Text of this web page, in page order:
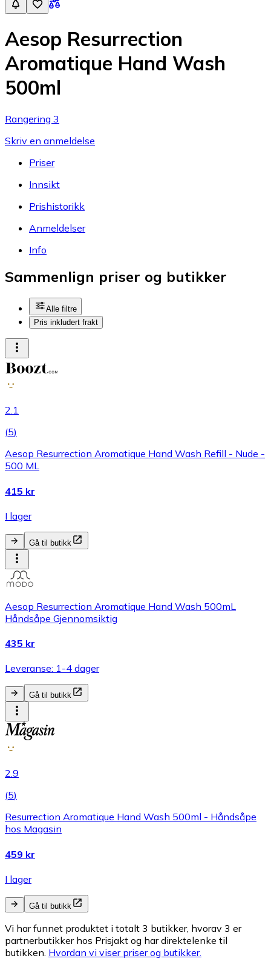
Aesop Resurrection
Aromatique Hand Wash
500ml
Rangering 3
Skriv en anmeldelse
Priser
Innsikt
Prishistorikk
Anmeldelser
Info
Sammenlign priser og butikker
Alle filtre
Pris inkludert frakt
2.1
(5)
Aesop Resurrection Aromatique Hand Wash Refill - Nude -
500 ML
415 kr
I lager
Gå til butikk
Aesop Resurrection Aromatique Hand Wash 500mL
Håndsåpe Gjennomsiktig
435 kr
Leveranse: 1-4 dager
Gå til butikk
2.9
(5)
Resurrection Aromatique Hand Wash 500ml - Håndsåpe
hos Magasin
459 kr
I lager
Gå til butikk
Vi har funnet produktet i totalt 3 butikker, hvorav 3 er
partnerbutikker hos Prisjakt og har direktelenke til
butikken. Hvordan vi viser priser og butikker.